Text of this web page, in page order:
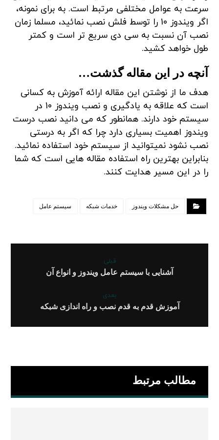
سرعت به عوامل مختلفی مرتبط است. به برای نمونه،
اگر ویندوز 10 را توسط فلش نصب نمائید، مسلما زمان
نصب آن نسبت به سی دی سریع تر است و کمتر
طول خواهد کشید.
آنچه در این مقاله گذشت…
هدف ما از نوشتن این مقاله ارائه آموزش به کسانی
است که علاقه به یادگیری و نصب ویندوز 10 در
سیستم خود دارند. همانطور که می دانید نصب درست
ویندوز اهمیت بسیاری دارد چرا که اگر به درستی
نصب نشود نمیتوانید از سیستم خود استفاده نمائید.
بنابراین بهترین راه استفاده مقاله هایی است که شما
را در این مسیر هدایت کنند.
حل مشکلات ویندوز خدمات شبکه سیستم عامل
قبلی
آشنایی با سیستم عامل ویندوز و انواع آن
بعدی
آموزش قدم به قدم نصب و راه اندازی شبکه
مطالب مرتبط